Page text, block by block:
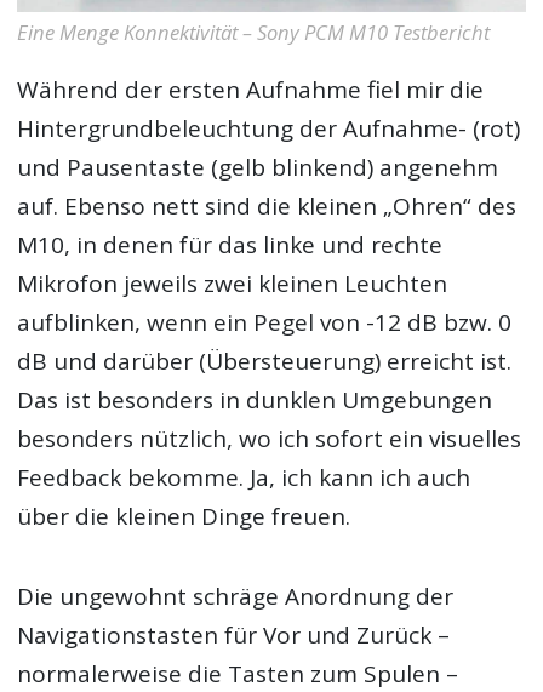
Eine Menge Konnektivität – Sony PCM M10 Testbericht
Während der ersten Aufnahme fiel mir die
Hintergrundbeleuchtung der Aufnahme- (rot)
und Pausentaste (gelb blinkend) angenehm
auf. Ebenso nett sind die kleinen „Ohren“ des
M10, in denen für das linke und rechte
Mikrofon jeweils zwei kleinen Leuchten
aufblinken, wenn ein Pegel von -12 dB bzw. 0
dB und darüber (Übersteuerung) erreicht ist.
Das ist besonders in dunklen Umgebungen
besonders nützlich, wo ich sofort ein visuelles
Feedback bekomme. Ja, ich kann ich auch
über die kleinen Dinge freuen.
Die ungewohnt schräge Anordnung der
Navigationstasten für Vor und Zurück –
normalerweise die Tasten zum Spulen –